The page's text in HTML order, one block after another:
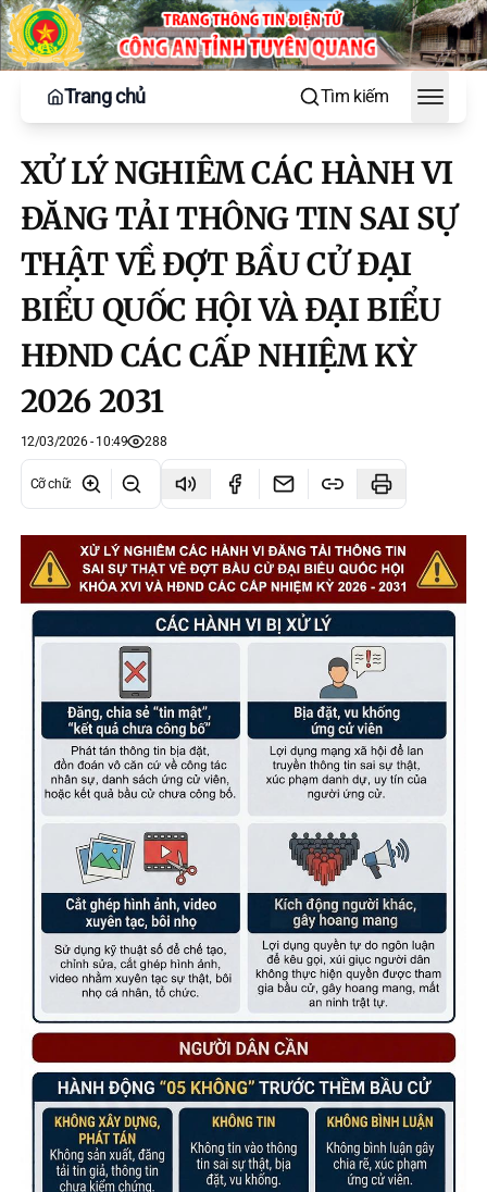
Trang chủ Tìm kiếm
Toggle
XỬ LÝ NGHIÊM CÁC HÀNH VI
ĐĂNG TẢI THÔNG TIN SAI SỰ
THẬT VỀ ĐỢT BẦU CỬ ĐẠI
BIỂU QUỐC HỘI VÀ ĐẠI BIỂU
HĐND CÁC CẤP NHIỆM KỲ
2026 2031
12/03/2026 - 10:49 288
Cỡ chữ: